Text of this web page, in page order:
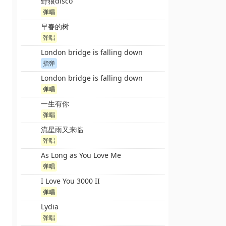
弹唱
早春的树
弹唱
London bridge is falling down
指弹
London bridge is falling down
弹唱
一生有你
弹唱
流星雨又来临
弹唱
As Long as You Love Me
弹唱
I Love You 3000 II
弹唱
Lydia
弹唱